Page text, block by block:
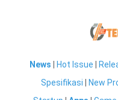
News Hot Issue
Spesifikasi
New